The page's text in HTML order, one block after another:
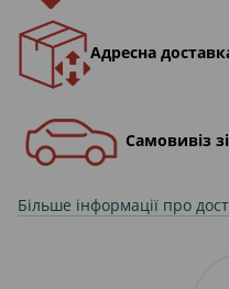
Адресна
Самовивіз
Більше інформації про